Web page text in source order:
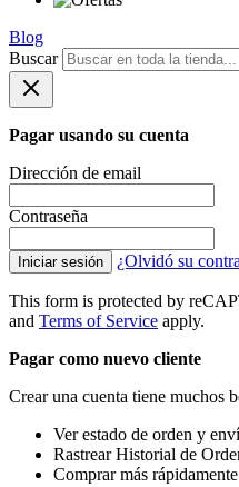
Blog
Buscar
Pagar usando su cuenta
Dirección de email
Contraseña
Iniciar sesión ¿Olvidó su
This form is protected by
and Terms of Service apply.
Pagar como nuevo cliente
Crear una cuenta tiene muchos
Ver estado de orden y
Rastrear Historial de
Comprar más rápidamente